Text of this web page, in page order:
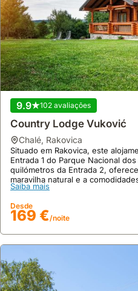
9.9 102 avaliações
Country Lodge Vuković
chalé, Rakovica
Situado em Rakovica, este
Entrada 1 do Parque Nacional
quilómetros da Entrada 2,
maravilha natural e a
privado.
Com 69 metros quadrados, esta
dispondo de um quarto, uma
cozinha equipada com frigorífico
Saiba mais
Desde
169 €/noite